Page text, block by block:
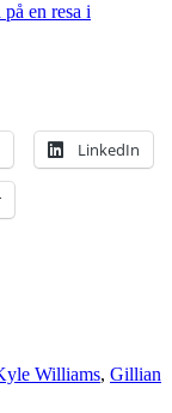
en resa i
LinkedIn
Williams, Gillian